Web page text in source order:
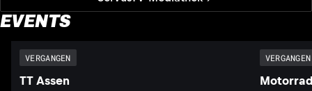
EVENTS
VERGANGEN
TT Assen
VERGANGEN